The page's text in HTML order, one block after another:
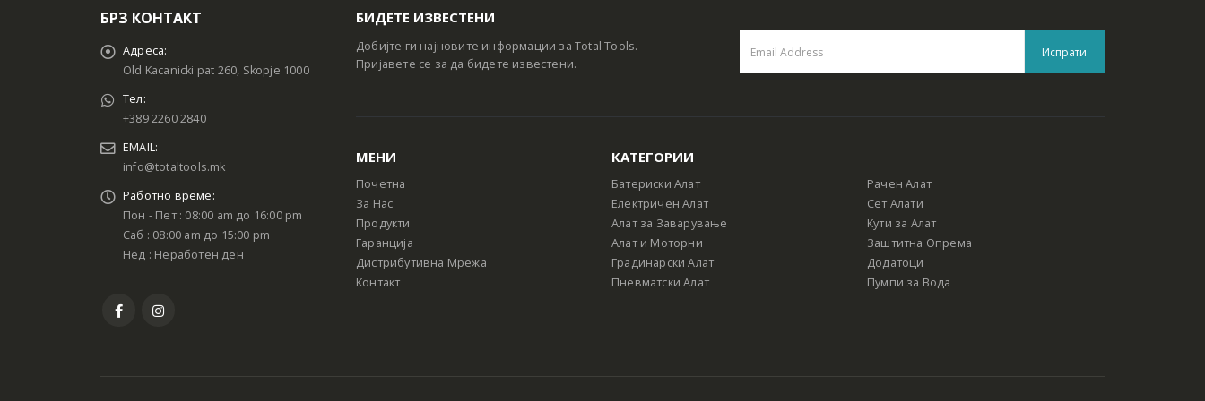
БРЗ КОНТАКТ
Адреса:
Old Kacanicki pat 260, Skopje 1000
Тел:
+389 2260 2840
EMAIL:
info@totaltools.mk
Работно време:
Пон - Пет : 08:00 am до 16:00 pm
Саб : 08:00 am до 15:00 pm
Нед : Неработен ден
БИДЕТЕ ИЗВЕСТЕНИ
Добијте ги најновите информации за Total Tools.
Пријавете се за да бидете известени.
МЕНИ
Почетна
За Нас
Продукти
Гаранција
Дистрибутивна Мрежа
Контакт
КАТЕГОРИИ
Батериски Алат
Електричен Алат
Алат за Заварување
Алат и Моторни
Градинарски Алат
Пневматски Алат
Рачен Алат
Сет Алати
Кути за Алат
Заштитна Опрема
Додатоци
Пумпи за Вода